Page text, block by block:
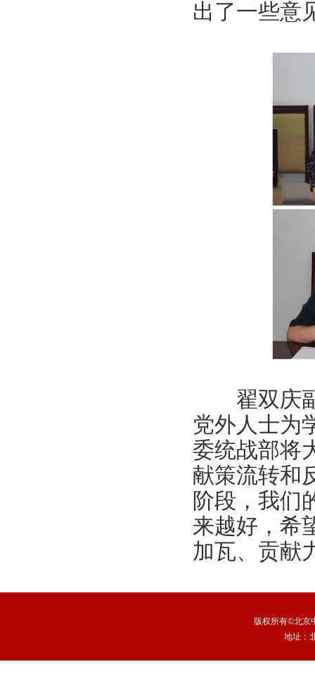
出了一些意
翟双庆副
党外人士为
委统战部将
献策流转和
阶段，我们
来越好，希
加瓦、贡献
版权所有©北京
地址：